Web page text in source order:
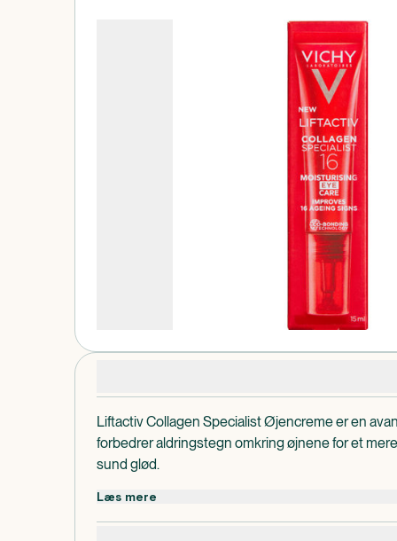
Liftactiv Collagen Specialist Øjencreme er en
forbedrer aldringstegn omkring øjnene for et
sund glød.
Dosis og Anvendelse
Læs mere